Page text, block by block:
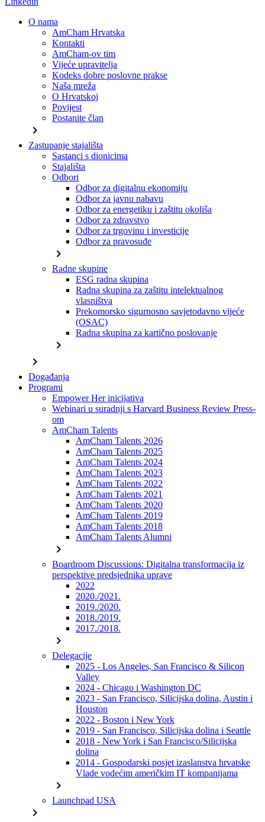
O nama
AmCham Hrvatska
Kontakti
AmCham-ov tim
Vijeće upravitelja
Kodeks dobre poslovne prakse
Naša mreža
O Hrvatskoj
Povijest
Postanite član
chevron_right
Zastupanje stajališta
Sastanci s dionicima
Stajališta
Odbori
Odbor za digitalnu ekonomiju
Odbor za javnu nabavu
Odbor za energetiku i zaštitu okoliša
Odbor za zdravstvo
Odbor za trgovinu i investicije
Odbor za pravosuđe
chevron_right
Radne skupine
ESG radna skupina
Radna skupina za zaštitu intelektualnog
vlasništva
Prekomorsko sigurnosno savjetodavno vijeće
(OSAC)
Radna skupina za kartično poslovanje
chevron_right
chevron_right
Događanja
Programi
Empower Her inicijativa
Webinari u suradnji s Harvard Business Review Press-
om
AmCham Talents
AmCham Talents 2026
AmCham Talents 2025
AmCham Talents 2024
AmCham Talents 2023
AmCham Talents 2022
AmCham Talents 2021
AmCham Talents 2020
AmCham Talents 2019
AmCham Talents 2018
AmCham Talents Alumni
chevron_right
Boardroom Discussions: Digitalna transformacija iz
perspektive predsjednika uprave
2022
2020./2021.
2019./2020.
2018./2019.
2017./2018.
chevron_right
Delegacije
2025 - Los Angeles, San Francisco & Silicon
Valley
2024 - Chicago i Washington DC
2023 - San Francisco, Silicijska dolina, Austin i
Houston
2022 - Boston i New York
2019 - San Francisco, Silicijska dolina i Seattle
2018 - New York i San Francisco/Silicijska
dolina
2014 - Gospodarski posjet izaslanstva hrvatske
Vlade vodećim američkim IT kompanijama
chevron_right
Launchpad USA
chevron_right